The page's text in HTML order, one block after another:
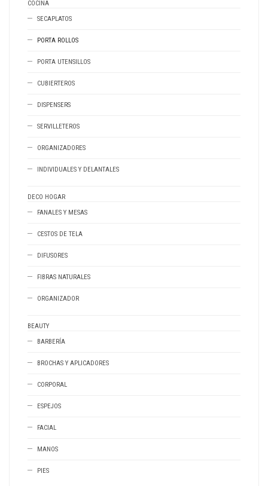
COCINA
SECAPLATOS
PORTA ROLLOS
PORTA UTENSILLOS
CUBIERTEROS
DISPENSERS
SERVILLETEROS
ORGANIZADORES
INDIVIDUALES Y DELANTALES
DECO HOGAR
FANALES Y MESAS
CESTOS DE TELA
DIFUSORES
FIBRAS NATURALES
ORGANIZADOR
BEAUTY
BARBERÍA
BROCHAS Y APLICADORES
CORPORAL
ESPEJOS
FACIAL
MANOS
PIES